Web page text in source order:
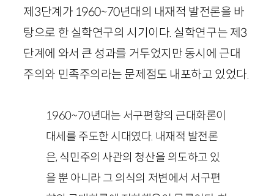
제 3단계가 1960~70년대의 내재적 발전론을 바
탕으로 한 실학연구의 시기이다. 실학연구는 제 3
단계에 와서 큰 성과를 거두었지만 동시에 근대
주의와 민족주의라는 문제점도 내포하고 있었다.
1960~70년대는 서구편향의 근대화론이
대세를 주도한 시대였다. 내재적 발전론
은, 식민주의 사관의 청산을 의도하고 있
을 뿐 아니라 그 의식의 저변에서 서구편